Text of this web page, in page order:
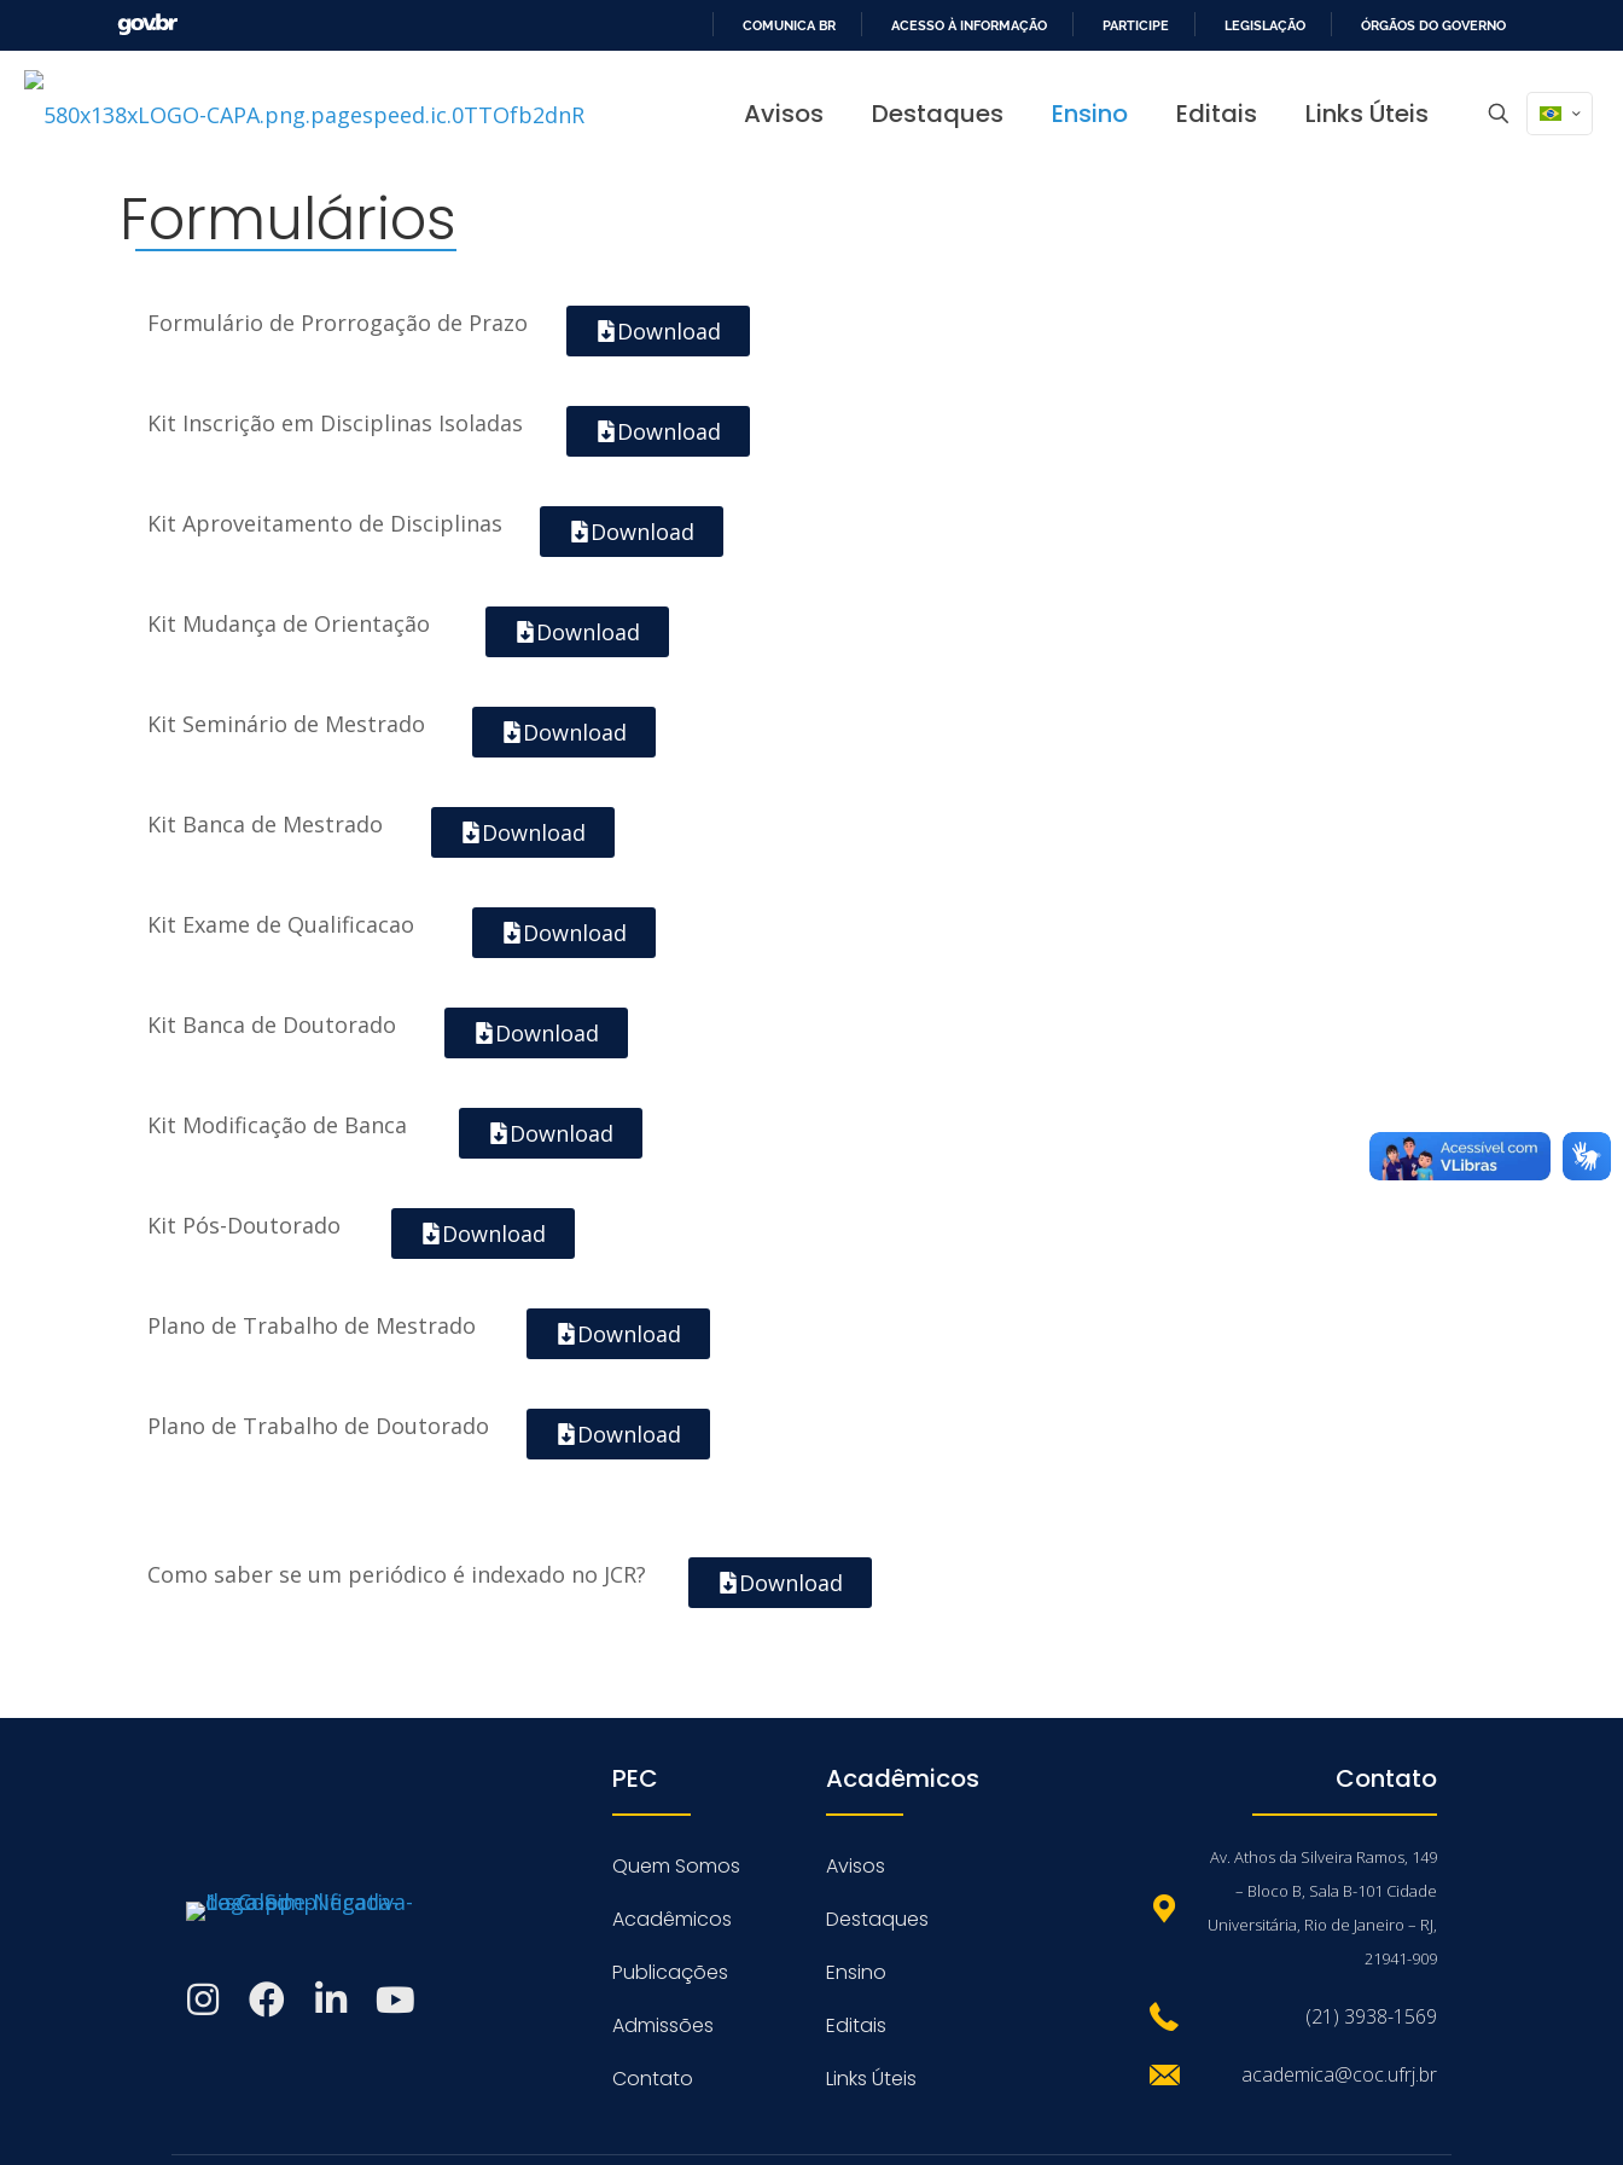
COMUNICA BR ACESSO À INFORMAÇÃO PARTICIPE LEGISLAÇÃO ÓRGÃOS DO GOVERNO
Avisos Destaques Ensino Editais Links Úteis
Formulários
Formulário de Prorrogação de Prazo Download
Kit Inscrição em Disciplinas Isoladas Download
Kit Aproveitamento de Disciplinas Download
Kit Mudança de Orientação Download
Kit Seminário de Mestrado Download
Kit Banca de Mestrado Download
Kit Exame de Qualificacao Download
Kit Banca de Doutorado Download
Kit Modificação de Banca Download
Kit Pós-Doutorado Download
Plano de Trabalho de Mestrado Download
Plano de Trabalho de Doutorado Download
Como saber se um periódico é indexado no JCR? Download
PEC
Quem Somos
Acadêmicos
Publicações
Admissões
Contato
Acadêmicos
Avisos
Destaques
Ensino
Editais
Links Úteis
Contato
Av. Athos da Silveira Ramos, 149
– Bloco B, Sala B-101 Cidade
Universitária, Rio de Janeiro – RJ,
21941-909
(21) 3938-1569
academica@coc.ufrj.br